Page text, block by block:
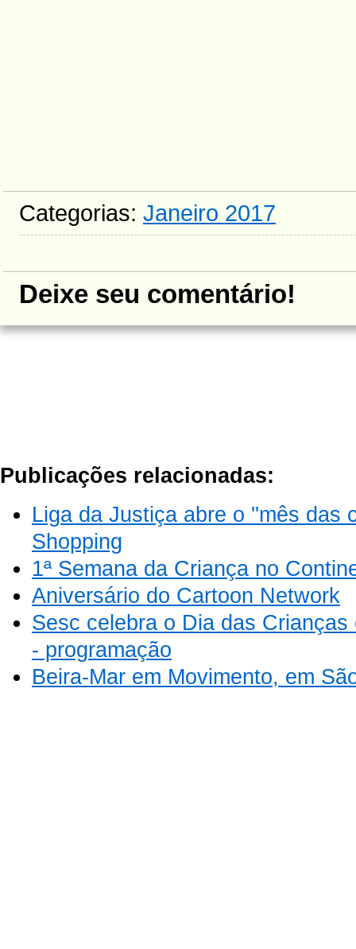
Categorias: Janeiro 2017
Deixe seu comentário!
Publicações relacionadas:
Liga da Justiça abre o ''mês das
Shopping
1ª Semana da Criança no
Aniversário do Cartoon Network
Sesc celebra o Dia das
- programação
Beira-Mar em Movimento, em